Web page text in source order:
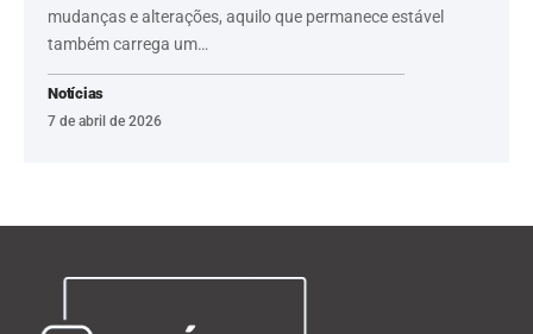
mudanças e alterações, aquilo que permanece estável
também carrega um…
Notícias
7 de abril de 2026